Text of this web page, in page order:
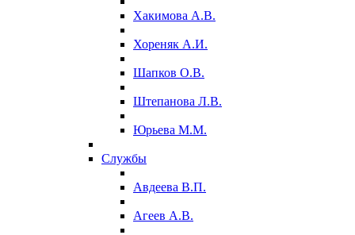
Хакимова А.В.
Хореняк А.И.
Шапков О.В.
Штепанова Л.В.
Юрьева М.М.
Службы
Авдеева В.П.
Агеев А.В.